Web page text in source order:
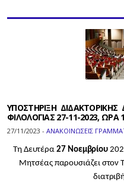
ΥΠΟΣΤΗΡΙΞΗ
ΦΙΛΟΛΟΓΙΑΣ 27-11-2023, ΩΡΑ
27/11/2023 - ΑΝΑΚΟΙΝΩΣΕΙΣ
Τη Δευτέρα 27 Νοεμβρίου
Μητσέας παρουσιάζει στον